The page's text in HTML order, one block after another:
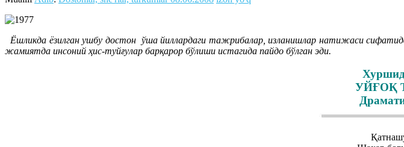
Ёшликда ёзилган ушбу достон ўша йиллардаги тажрибалар, изланишлар натижаси
жамиятда инсоний ҳис-туйғулар барқарор бўлиши истагида пайдо бўлган эди.
УЙҒОҚ